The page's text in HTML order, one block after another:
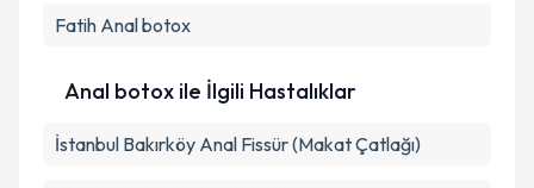
Fatih Anal botox
Anal botox ile İlgili Hastalıklar
İstanbul Bakırköy Anal Fissür (Makat Çatlağı)